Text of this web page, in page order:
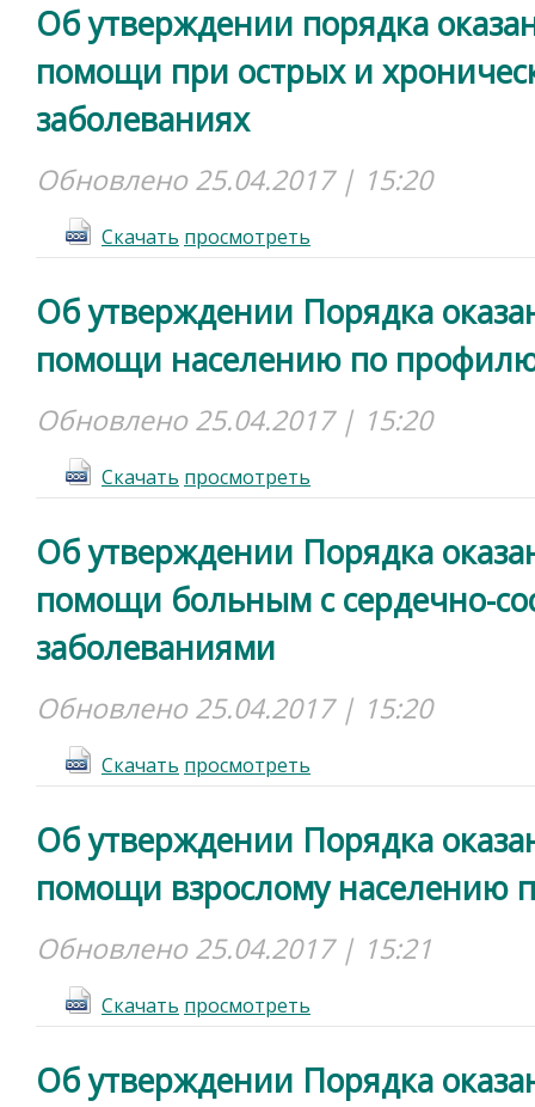
Об утверждении порядка
помощи при острых и
заболеваниях
Обновлено 25.04.2017 | 15:20
Cкачать просмотреть
Об утверждении Порядка
помощи населению по
Обновлено 25.04.2017 | 15:20
Cкачать просмотреть
Об утверждении Порядка
помощи больным с сердечно-
заболеваниями
Обновлено 25.04.2017 | 15:20
Cкачать просмотреть
Об утверждении Порядка
помощи взрослому населению
Обновлено 25.04.2017 | 15:21
Cкачать просмотреть
Об утверждении Порядка